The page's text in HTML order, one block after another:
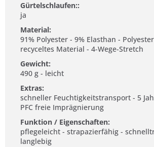
Gürtelschlaufen::
ja
Material:
91% Polyester - 9% Elasthan -
recyceltes Material - 4-Wege-Stretch
Gewicht:
490 g - leicht
Extras:
schneller Feuchtigkeitstransport - 5
PFC freie Imprägnierung
Funktion / Eigenschaften:
pflegeleicht - strapazierfähig -
langlebig